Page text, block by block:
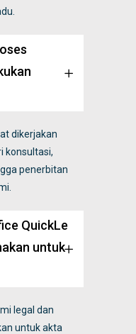
dikerjakan
konsultasi,
penerbitan
QuickLe
untuk
legal dan
untuk akta